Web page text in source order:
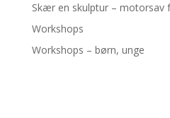
Skær en skulptur – motorsav
Workshops
Workshops – børn, unge